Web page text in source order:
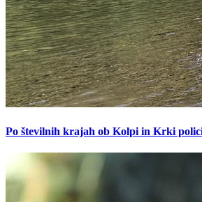
Po številnih krajah ob Kolpi in Krki